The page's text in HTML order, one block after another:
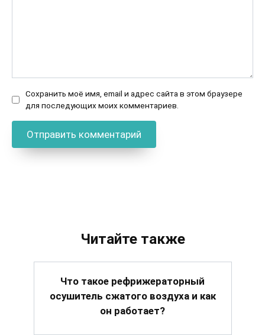
Сохранить моё имя, email и адрес сайта в этом браузере
для последующих моих комментариев.
Читайте также
Что такое рефрижераторный
осушитель сжатого воздуха и как
он работает?